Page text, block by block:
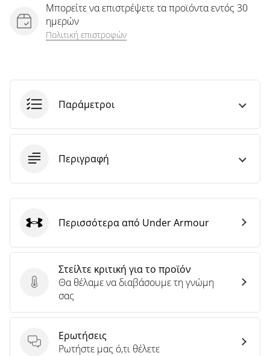
Μπορείτε να επιστρέψετε τα προϊόντα εντός 30
ημερών
Πολιτική επιστροφών
Παράμετροι
Περιγραφή
Στείλτε κριτική για το προϊόν
Στείλτε κριτική για το προϊόν
Θα θέλαμε να διαβάσουμε τη γνώμη
σας
Ερωτήσεις
Ερωτήσεις
Ρωτήστε μας ό,τι θέλετε
Under Armour
Περισσότερα από Under Armour